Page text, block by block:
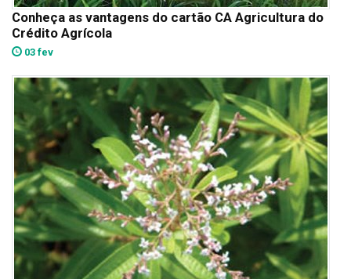
Conheça as vantagens do cartão CA Agricultura do
Crédito Agrícola
03 fev